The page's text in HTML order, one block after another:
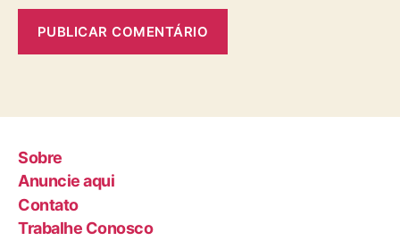
Sobre
Anuncie aqui
Contato
Trabalhe Conosco